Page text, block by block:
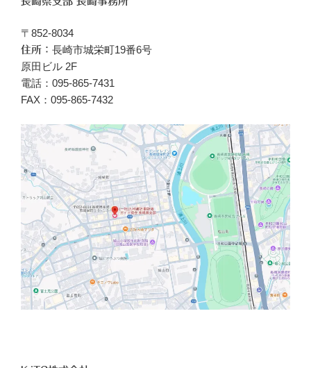
〒852-8034
住所： 長崎市城栄町19番6号
原田ビル 2F
電話：095-865-7431
FAX：095-865-7432